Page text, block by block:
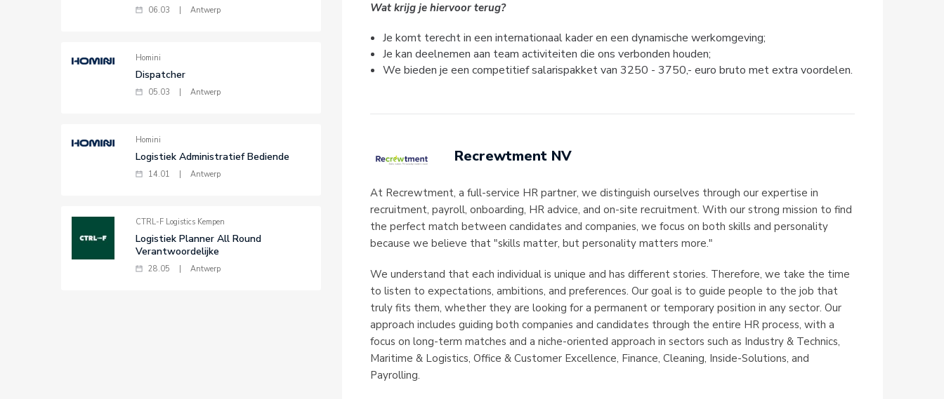
06.03 Antwerp
Homini
Dispatcher
05.03 Antwerp
Homini
Logistiek Administratief Bediende
14.01 Antwerp
CTRL-F Logistics Kempen
Logistiek Planner All Round
Verantwoordelijke
28.05 Antwerp
Wat krijg je hiervoor terug?
Je komt terecht in een internationaal kader en een dynamische werkomgeving;
Je kan deelnemen aan team activiteiten die ons verbonden houden;
We bieden je een competitief salarispakket van 3250 - 3750,- euro bruto met extra voordelen.
Recrewtment NV
At Recrewtment, a full-service HR partner, we distinguish ourselves through our expertise in
recruitment, payroll, onboarding, HR advice, and on-site recruitment. With our strong mission to find
the perfect match between candidates and companies, we focus on both skills and personality
because we believe that "skills matter, but personality matters more."
We understand that each individual is unique and has different stories. Therefore, we take the time
to listen to expectations, ambitions, and preferences. Our goal is to guide people to the job that
truly fits them, whether they are looking for a permanent or temporary position in any sector. Our
approach includes guiding both companies and candidates through the entire HR process, with a
focus on long-term matches and a niche-oriented approach in sectors such as Industry & Technics,
Maritime & Logistics, Office & Customer Excellence, Finance, Cleaning, Inside-Solutions, and
Payrolling.